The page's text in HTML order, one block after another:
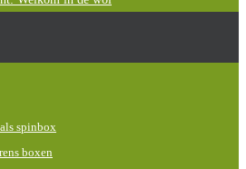
spinbox
boxen